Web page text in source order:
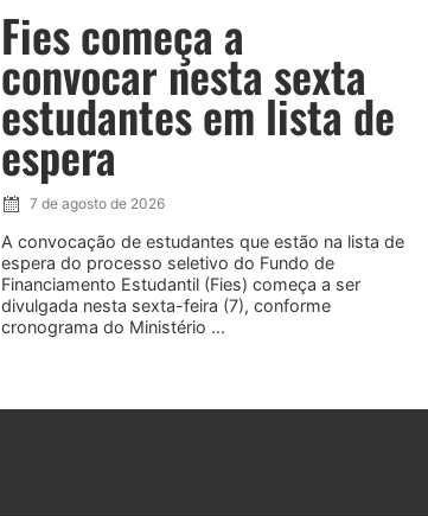
Fies começa a
convocar nesta sexta
estudantes em lista de
espera
7 de agosto de 2026
A convocação de estudantes que estão na lista de
espera do processo seletivo do Fundo de
Financiamento Estudantil (Fies) começa a ser
divulgada nesta sexta-feira (7), conforme
cronograma do Ministério ...